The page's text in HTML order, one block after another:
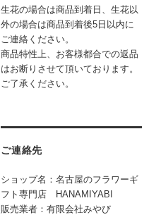
生花の場合は商品到着日、生花以
外の場合は商品到着後5日以内に
ご連絡ください。
商品特性上、お客様都合での返品
はお断りさせて頂いております。
ご了承ください。
ご連絡先
ショップ名：名古屋のフラワーギ
フト専門店 HANAMIYABI
販売業者：有限会社みやび